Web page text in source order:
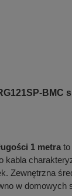
1 metra
kabla
Zewnętrzna
w domowych